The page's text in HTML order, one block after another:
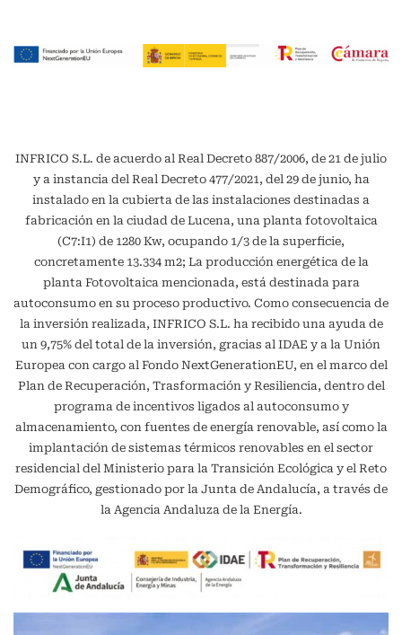
INFRICO S.L. de acuerdo al Real Decreto 887/2006, de 21 de julio
y a instancia del Real Decreto 477/2021, del 29 de junio, ha
instalado en la cubierta de las instalaciones destinadas a
fabricación en la ciudad de Lucena, una planta fotovoltaica
(C7:I1) de 1280 Kw, ocupando 1/3 de la superficie,
concretamente 13.334 m2; La producción energética de la
planta Fotovoltaica mencionada, está destinada para
autoconsumo en su proceso productivo. Como consecuencia de
la inversión realizada, INFRICO S.L. ha recibido una ayuda de
un 9,75% del total de la inversión, gracias al IDAE y a la Unión
Europea con cargo al Fondo NextGenerationEU, en el marco del
Plan de Recuperación, Trasformación y Resiliencia, dentro del
programa de incentivos ligados al autoconsumo y
almacenamiento, con fuentes de energía renovable, así como la
implantación de sistemas térmicos renovables en el sector
residencial del Ministerio para la Transición Ecológica y el Reto
Demográfico, gestionado por la Junta de Andalucía, a través de
la Agencia Andaluza de la Energía.